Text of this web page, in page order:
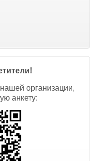
организации,
анкету: